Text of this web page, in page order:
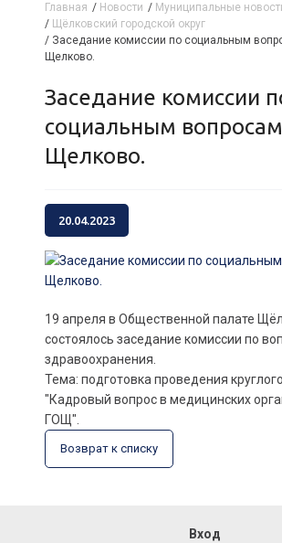
Главная / Новости / Муниципальные
/ Щёлковский городской округ
/ Заседание комиссии по социальным
Щелково.
Заседание комиссии по
социальным
Щелково.
20.04.2023
19 апреля в Общественной палате
состоялось заседание комиссии по
здравоохранения.
Тема: подготовка проведения
"Кадровый вопрос в медицинских
ГОЩ".
Возврат к списку
Вход